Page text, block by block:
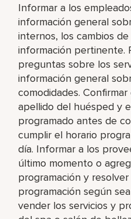
Informar a los
información general
internos, los cambios
información pertinente.
preguntas sobre los
información general
comodidades.
apellido del huésped y
programado antes de
cumplir el horario
día. Informar a los
último momento o
programación y
programación según
vender los servicios y